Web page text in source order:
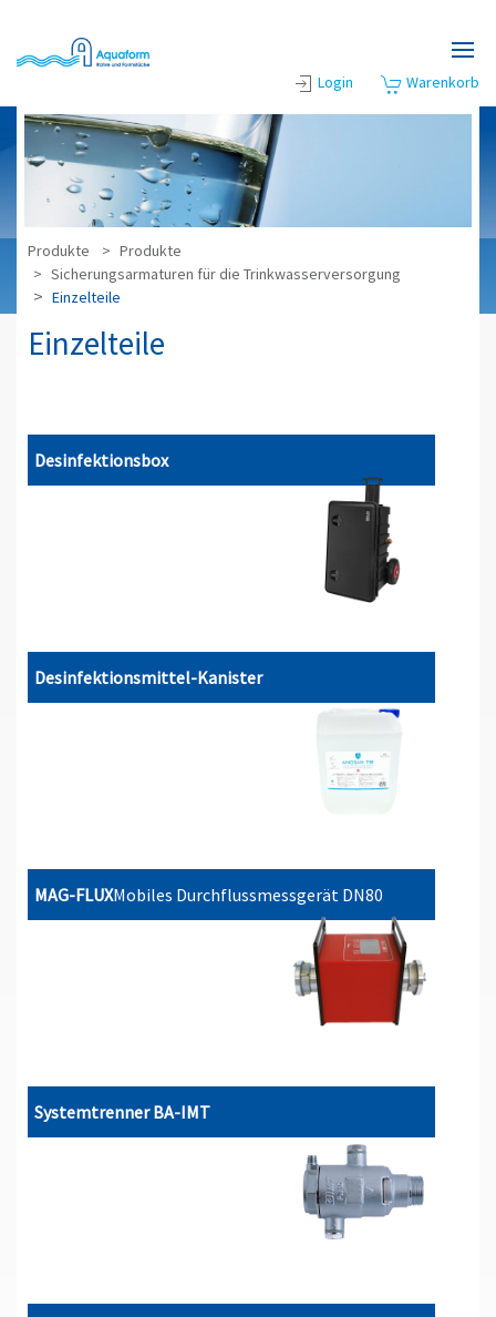
Zum Hauptinhalt springen
Login Warenkorb
Produkte
Produkte
Sicherungsarmaturen für die Trinkwasserversorgung
Einzelteile
Einzelteile
Desinfektionsbox
Desinfektionsmittel-Kanister
MAG-FLUXMobiles Durchflussmessgerät DN80
Systemtrenner BA-IMT